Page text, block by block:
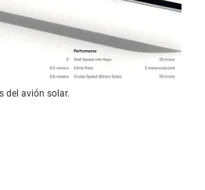
del avión solar.